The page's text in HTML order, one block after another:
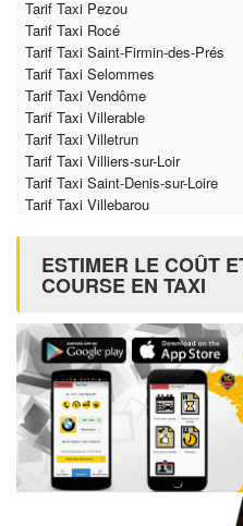
Tarif Taxi Pezou
Tarif Taxi Rocé
Tarif Taxi Saint-Firmin-des-Prés
Tarif Taxi Selommes
Tarif Taxi Vendôme
Tarif Taxi Villerable
Tarif Taxi Villetrun
Tarif Taxi Villiers-sur-Loir
Tarif Taxi Saint-Denis-sur-Loire
Tarif Taxi Villebarou
ESTIMER LE COÛT
COURSE EN TAXI